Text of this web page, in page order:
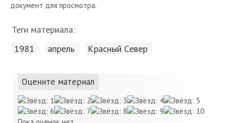
документ для просмотра.
Теги материала:
1981 апрель Красный Cевер
Оцените материал